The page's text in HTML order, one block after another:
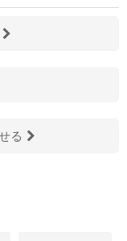
る